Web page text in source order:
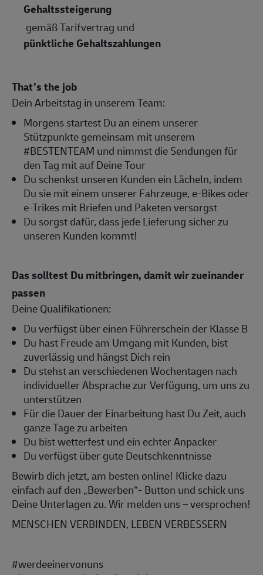
Gehaltssteigerung
gemäß Tarifvertrag und
pünktliche Gehaltszahlungen
That’s the job
Dein Arbeitstag in unserem Team:
Morgens startest Du an einem unserer
Stützpunkte gemeinsam mit unserem
#BESTENTEAM und nimmst die Sendungen für
den Tag mit auf Deine Tour
Du schenkst unseren Kunden ein Lächeln, indem
Du sie mit einem unserer Fahrzeuge, e-Bikes oder
e-Trikes mit Briefen und Paketen versorgst
Du sorgst dafür, dass jede Lieferung sicher zu
unseren Kunden kommt!
Das solltest Du mitbringen, damit wir zueinander
passen
Deine Qualifikationen:
Du verfügst über einen Führerschein der Klasse B
Du hast Freude am Umgang mit Kunden, bist
zuverlässig und hängst Dich rein
Du stehst an verschiedenen Wochentagen nach
individueller Absprache zur Verfügung, um uns zu
unterstützen
Für die Dauer der Einarbeitung hast Du Zeit, auch
ganze Tage zu arbeiten
Du bist wetterfest und ein echter Anpacker
Du verfügst über gute Deutschkenntnisse
Bewirb dich jetzt, am besten online! Klicke dazu
einfach auf den „Bewerben“- Button und schick uns
Deine Unterlagen zu. Wir melden uns – versprochen!
MENSCHEN VERBINDEN, LEBEN VERBESSERN
#werdeeinervonuns